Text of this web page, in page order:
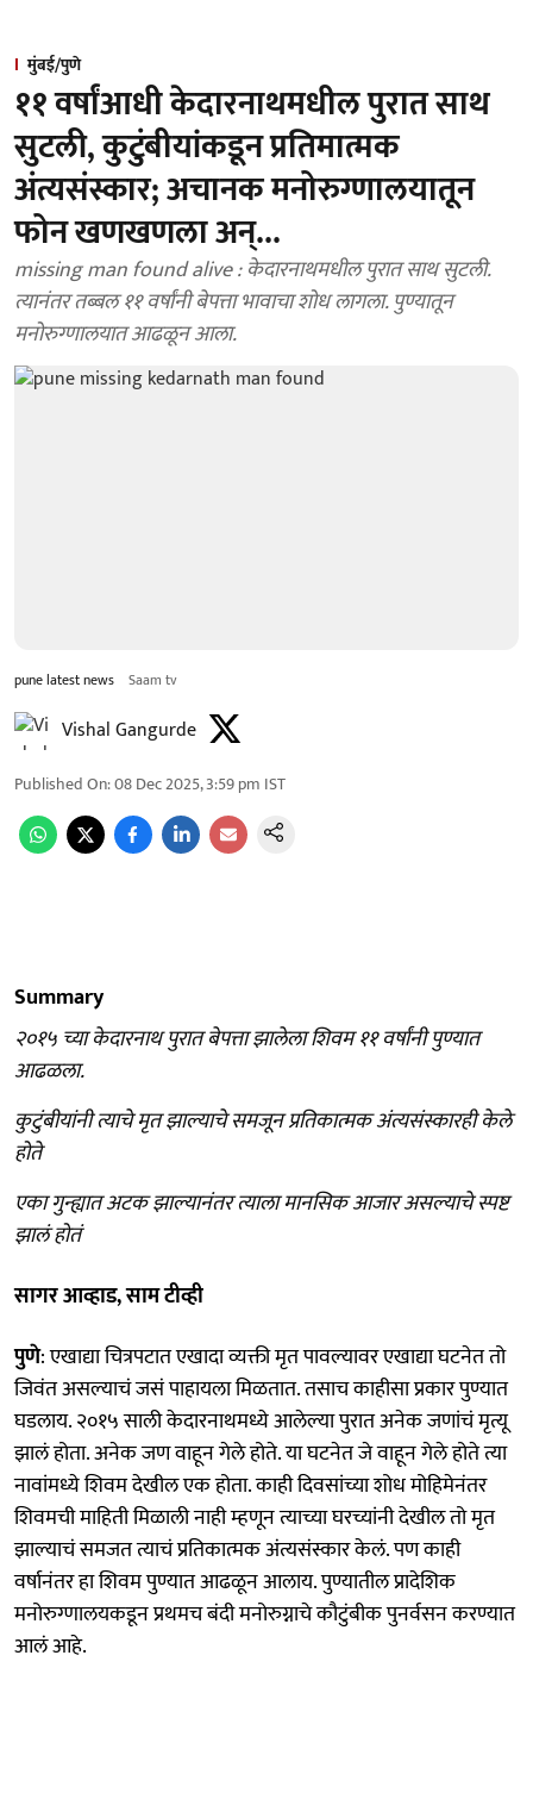
मुंबई/पुणे
११ वर्षांआधी केदारनाथमधील पुरात साथ
सुटली, कुटुंबीयांकडून प्रतिमात्मक
अंत्यसंस्कार; अचानक मनोरुग्णालयातून
फोन खणखणला अन्...
missing man found alive : केदारनाथमधील पुरात साथ सुटली.
त्यानंतर तब्बल ११ वर्षांनी बेपत्ता भावाचा शोध लागला. पुण्यातून
मनोरुग्णालयात आढळून आला.
pune latest news Saam tv
Vishal Gangurde
Published On:08 Dec 2025, 3:59 pm IST
Summary
२०१५ च्या केदारनाथ पुरात बेपत्ता झालेला शिवम ११ वर्षांनी पुण्यात
आढळला.
कुटुंबीयांनी त्याचे मृत झाल्याचे समजून प्रतिकात्मक अंत्यसंस्कारही केले
होते
एका गुन्ह्यात अटक झाल्यानंतर त्याला मानसिक आजार असल्याचे स्पष्ट
झालं होतं
सागर आव्हाड, साम टीव्ही
पुणे: एखाद्या चित्रपटात एखादा व्यक्ती मृत पावल्यावर एखाद्या घटनेत तो
जिवंत असल्याचं जसं पाहायला मिळतात. तसाच काहीसा प्रकार पुण्यात
घडलाय. २०१५ साली केदारनाथमध्ये आलेल्या पुरात अनेक जणांचं मृत्यू
झालं होता. अनेक जण वाहून गेले होते. या घटनेत जे वाहून गेले होते त्या
नावांमध्ये शिवम देखील एक होता. काही दिवसांच्या शोध मोहिमेनंतर
शिवमची माहिती मिळाली नाही म्हणून त्याच्या घरच्यांनी देखील तो मृत
झाल्याचं समजत त्याचं प्रतिकात्मक अंत्यसंस्कार केलं. पण काही
वर्षानंतर हा शिवम पुण्यात आढळून आलाय. पुण्यातील प्रादेशिक
मनोरुग्णालयकडून प्रथमच बंदी मनोरुग्नाचे कौटुंबीक पुनर्वसन करण्यात
आलं आहे.